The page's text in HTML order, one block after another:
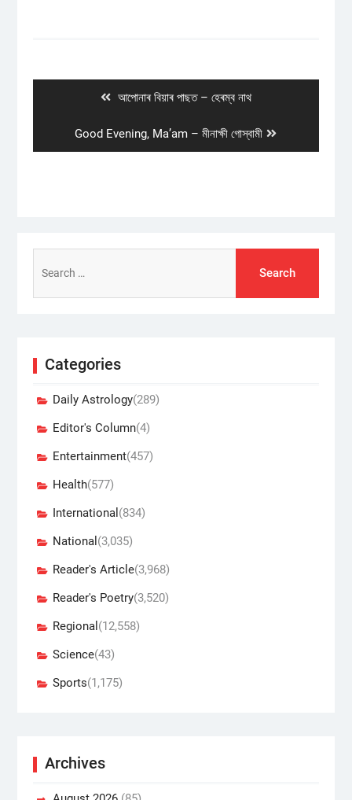
Previous
আপোনাৰ বিয়াৰ পাছত – হেৰম্ব নাথ
Next
post:
Good Evening, Ma’am – মীনাক্ষী গোস্বামী
for:
Categories
Daily Astrology(289)
Editor's Column(4)
Entertainment(457)
Health(577)
International (834)
National (3,035)
Reader's Article(3,968)
Reader's Poetry(3,520)
Regional (12,558)
Science(43)
Sports(1,175)
Archives